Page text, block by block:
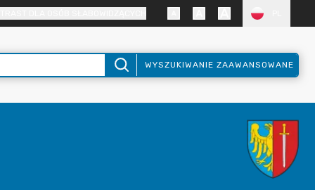
WYSZUKIWANIE ZAAWANSOWANE